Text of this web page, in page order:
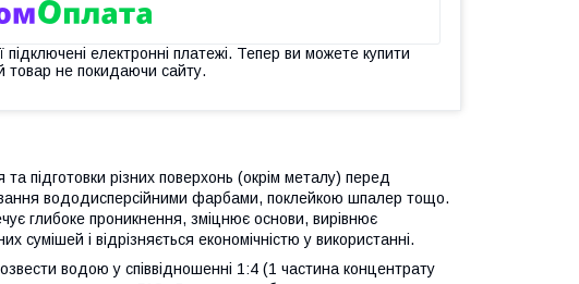
підключені електронні платежі. Тепер ви можете купити
товар не покидаючи сайту.
підготовки різних поверхонь (окрім металу) перед
вододисперсійними фарбами, поклейкою шпалер тощо.
глибоке проникнення, зміцнює основи, вирівнює
і відрізняється економічністю у використанні.
водою у співвідношенні 1:4 (1 частина концентрату